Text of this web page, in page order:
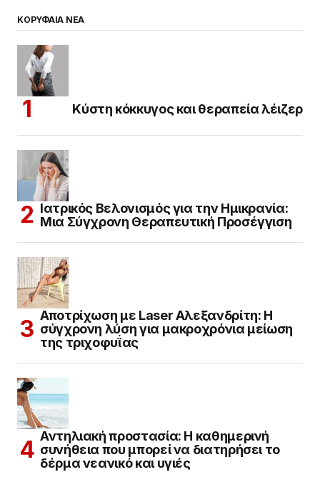
ΚΟΡΥΦΑΙΑ ΝΕΑ
Κύστη κόκκυγος και θεραπεία λέιζερ
Ιατρικός Βελονισμός για την Ημικρανία:
Μια Σύγχρονη Θεραπευτική Προσέγγιση
Αποτρίχωση με Laser Αλεξανδρίτη: Η
σύγχρονη λύση για μακροχρόνια μείωση
της τριχοφυΐας
Αντηλιακή προστασία: Η καθημερινή
συνήθεια που μπορεί να διατηρήσει το
δέρμα νεανικό και υγιές